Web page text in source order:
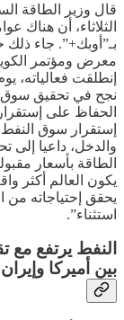
قال وزير الطاقة
الثلاثاء، أن
بـ”أوبك+”. جاء
معرض ومؤتمر
إنطلقت فعالياته،
نجح في تحقيق سوق
الحفاظ على
إستقرار سوق
والدخل، داعيا إلى
الطاقة بأسعار
يكون العالم أكثر
يحقق إحتياجاته من
استثناء”.
النفط يرتفع مع
بين أميركا وإيران